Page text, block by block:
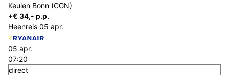
Keulen Bonn (CGN)
+€ 34,- p.p.
Heenreis 05 apr.
05 apr.
07:20
direct